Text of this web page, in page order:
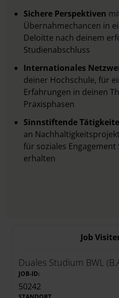
Sichere Perspektiven
Übernahmechancen in
Deloitte nach deinem
Studienabschluss
Internationales
deiner Hochschule, für
Erfahrungen in deinen
Praxisphasen
Sinnstiftende
an
für soziales
erhalten
Job
Duales Studium BWL
JOB-ID:
50242